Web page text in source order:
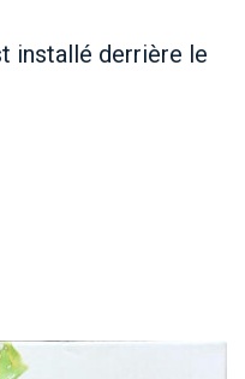
installé derrière le